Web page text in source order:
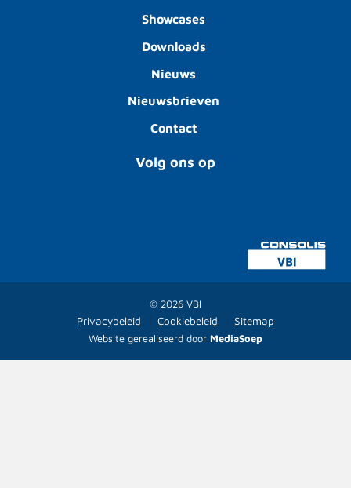
Showcases
Downloads
Nieuws
Nieuwsbrieven
Contact
Volg ons op
© 2026 VBI
Privacybeleid Cookiebeleid Sitemap
Website gerealiseerd door MediaSoep